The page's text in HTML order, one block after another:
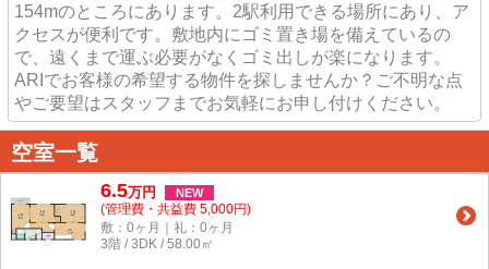
154mのところにあります。2駅利用できる場所にあり、ア
クセスが便利です。敷地内にゴミ置き場を備えているの
で、遠くまで運ぶ必要がなくゴミ出しが楽になります。
ARIでお客様の希望する物件を探しませんか？ご不明な点
やご要望はスタッフまでお気軽にお申し付けください。
空室一覧
6.5万円 NEW
(管理費・共益費 5,000円)
敷：0ヶ月｜礼：0ヶ月
3階 / 3DK / 58.00㎡